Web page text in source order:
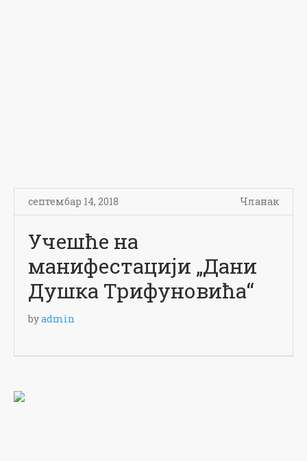
септембар 14, 2018 Чланак
Учешће на
манифестацији „Дани
Душка Трифуновића“
byadmin